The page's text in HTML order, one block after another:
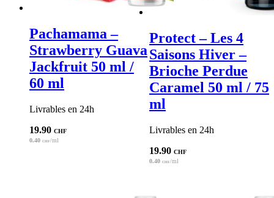
Pachamama –
Strawberry Guava
Jackfruit 50 ml /
60 ml
Livrables en 24h
19.90 CHF
0.40 CHF/ml
Protect – Les 4
Saisons Hiver –
Brioche Perdue
Caramel 50 ml / 75
ml
Livrables en 24h
19.90 CHF
0.40 CHF/ml